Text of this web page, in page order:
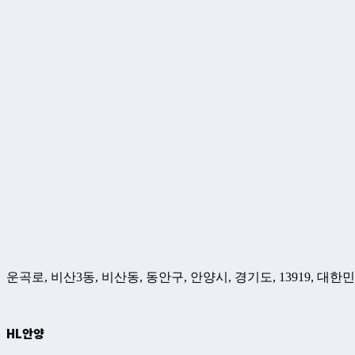
운곡로, 비산3동, 비산동, 동안구, 안양시, 경기도, 13919, 대한
HL안양